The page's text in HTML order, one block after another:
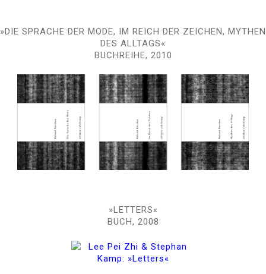
»DIE SPRACHE DER MODE, IM REICH DER ZEICHEN, MYTHEN
DES ALLTAGS«
BUCHREIHE, 2010
»LETTERS«
BUCH, 2008